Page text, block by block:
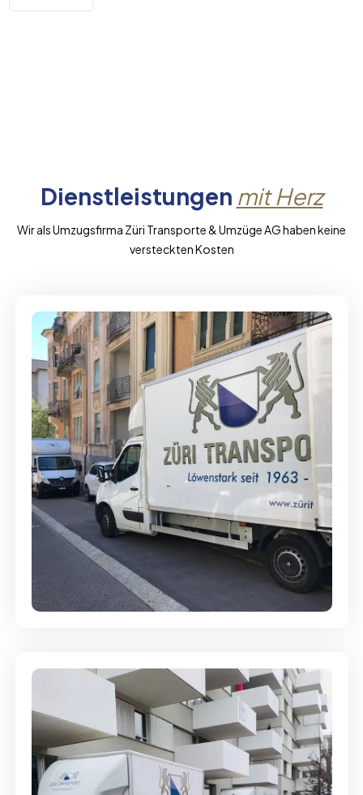
Dienstleistungen mit Herz
Wir als Umzugsfirma Züri Transporte & Umzüge AG haben keine
versteckten Kosten
Full-Service - Für Privatumzüge